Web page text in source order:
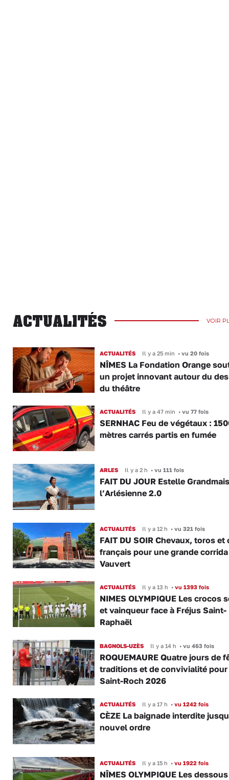
ACTUALITÉS VOIR
ACTUALITÉS Il y a 25 min •vu 20 fois
NÎMES La Fondation Orange
un projet innovant autour du
du théâtre
ACTUALITÉS Il y a 47 min •vu 77 fois
SERNHAC Feu de végétaux :
mètres carrés partis en fumée
ARLES Il y a 2 h •vu 111 fois
FAIT DU JOUR Estelle
l’Arlésienne 2.0
ACTUALITÉS Il y a 12 h •vu 321 fois
FAIT DU SOIR Chevaux, toros et
français pour une grande corrida
Vauvert
ACTUALITÉS Il y a 13 h •vu 1393 fois
NIMES OLYMPIQUE Les crocos
et vainqueur face à Fréjus Saint-
Raphaël
BAGNOLS-UZÈS Il y a 14 h •vu 463 fois
ROQUEMAURE Quatre jours de
traditions et de convivialité pour
Saint-Roch 2026
ACTUALITÉS Il y a 17 h •vu 1242 fois
CÈZE La baignade interdite
nouvel ordre
ACTUALITÉS Il y a 15 h •vu 1922 fois
NÎMES OLYMPIQUE Les